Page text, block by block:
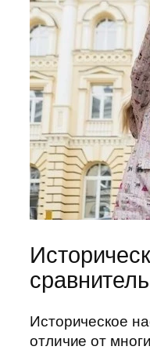
Историческое
отличие от